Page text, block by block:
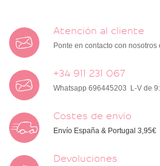
Atención al cliente
Ponte en contacto con nosotros
+34 911 231 067
Whatsapp 696445203 L-V de
Costes de envío
Envío España & Portugal 3,95€
Devoluciones